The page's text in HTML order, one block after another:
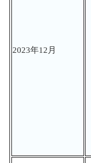
2023年12 月